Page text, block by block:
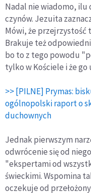
Nadal nie wiadomo, ilu
czynów. Jezuita
Mówi, że przejrzystość
Brakuje też
bo to z tego powodu
tylko w Kościele i że go
>> [PILNE] Prymas:
ogólnopolski raport o
duchownych
Jednak pierwszym
odwrócenie się od
"ekspertami od
świeckimi. Wspomina
oczekuje od